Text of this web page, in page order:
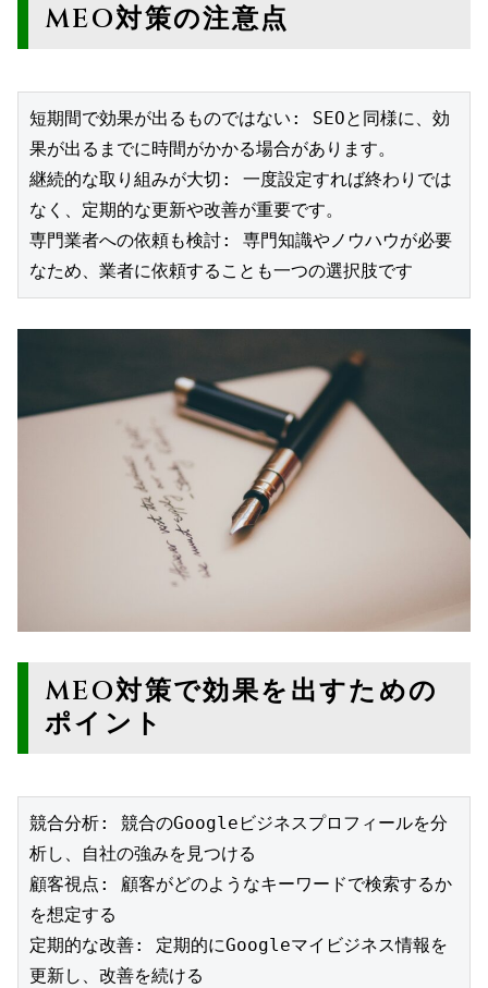
MEO対策の注意点
短期間で効果が出るものではない: SEOと同様に、効
果が出るまでに時間がかかる場合があります。
継続的な取り組みが大切: 一度設定すれば終わりでは
なく、定期的な更新や改善が重要です。
専門業者への依頼も検討: 専門知識やノウハウが必要
なため、業者に依頼することも一つの選択肢です
MEO対策で効果を出すための
ポイント
競合分析: 競合のGoogleビジネスプロフィールを分
析し、自社の強みを見つける
顧客視点: 顧客がどのようなキーワードで検索するか
を想定する
定期的な改善: 定期的にGoogleマイビジネス情報を
更新し、改善を続ける